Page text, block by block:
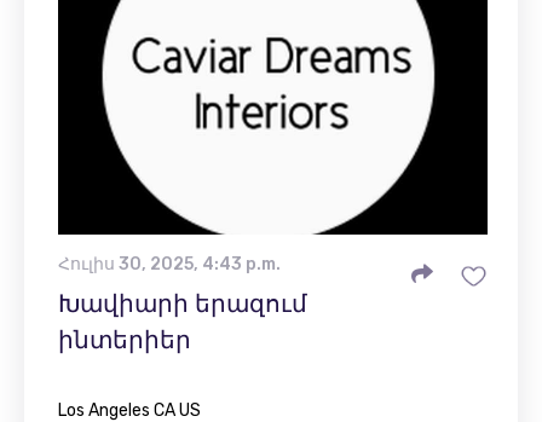
Հուլիս 30, 2025, 4:43 p.m.
Խավիարի երազում
ինտերիեր
Los Angeles CA US